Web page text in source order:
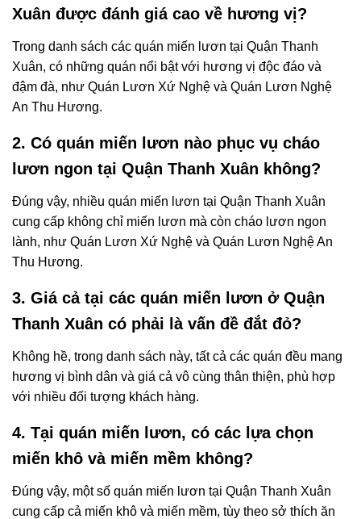
Xuân được đánh giá cao về hương vị?
Trong danh sách các quán miến lươn tại Quận Thanh
Xuân, có những quán nổi bật với hương vị độc đáo và
đậm đà, như Quán Lươn Xứ Nghệ và Quán Lươn Nghệ
An Thu Hương.
2. Có quán miến lươn nào phục vụ cháo
lươn ngon tại Quận Thanh Xuân không?
Đúng vậy, nhiều quán miến lươn tại Quận Thanh Xuân
cung cấp không chỉ miến lươn mà còn cháo lươn ngon
lành, như Quán Lươn Xứ Nghệ và Quán Lươn Nghệ An
Thu Hương.
3. Giá cả tại các quán miến lươn ở Quận
Thanh Xuân có phải là vấn đề đắt đỏ?
Không hề, trong danh sách này, tất cả các quán đều mang
hương vị bình dân và giá cả vô cùng thân thiện, phù hợp
với nhiều đối tượng khách hàng.
4. Tại quán miến lươn, có các lựa chọn
miến khô và miến mềm không?
Đúng vậy, một số quán miến lươn tại Quận Thanh Xuân
cung cấp cả miến khô và miến mềm, tùy theo sở thích ăn